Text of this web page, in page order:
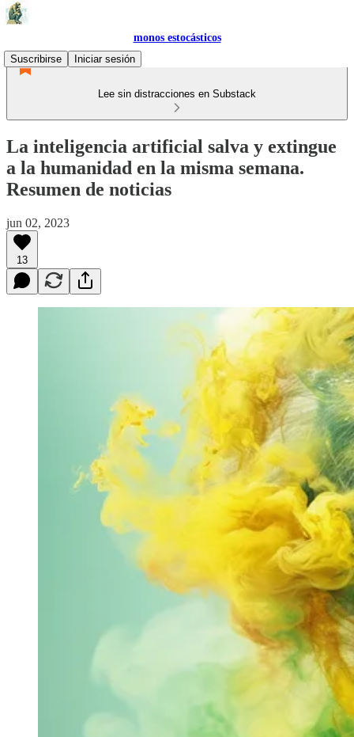
monos estocásticos
Suscribirse
Iniciar sesión
Lee sin distracciones en Substack
La inteligencia artificial salva y extingue
a la humanidad en la misma semana.
Resumen de noticias
jun 02, 2023
13